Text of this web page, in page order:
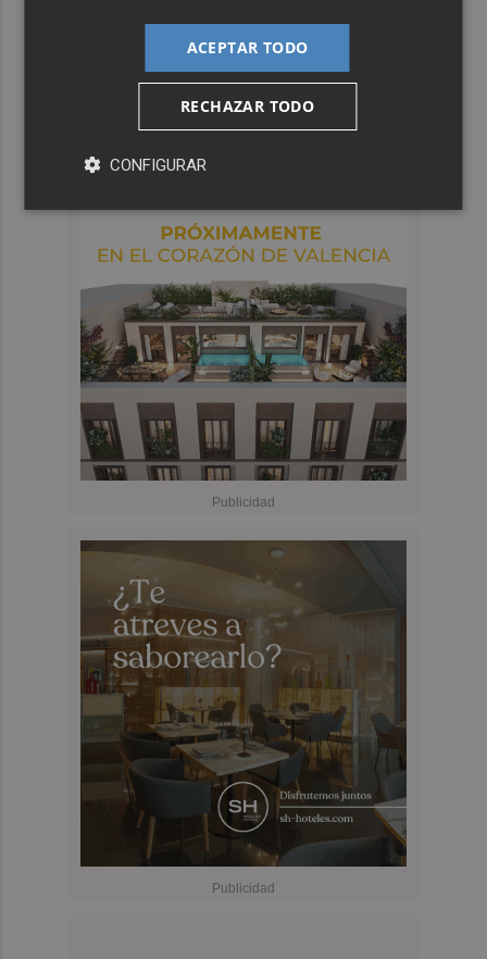
ACEPTAR TODO
RECHAZAR TODO
CONFIGURAR